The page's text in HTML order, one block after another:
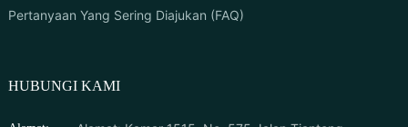
Pertanyaan Yang Sering Diajukan (FAQ)
HUBUNGI KAMI